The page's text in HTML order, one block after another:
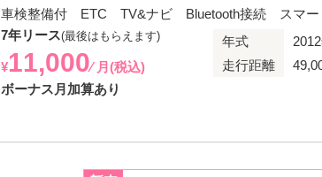
車検整備付 ETC TV&ナビ Bluetooth接続 スマ
7年リース(最後はもらえます)
¥11,000⁄ 月(税込)
ボーナス月加算あり
年式
走行距離